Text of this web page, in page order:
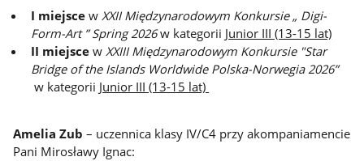
I miejsce w XXII Międzynarodowym Konkursie „ Digi-
Form-Art ” Spring 2026w kategorii Junior III (13-15 lat)
II miejsce w XXIII Międzynarodowym Konkursie "Star
Bridge of the Islands Worldwide Polska-Norwegia 2026”
w kategorii Junior III (13-15 lat)
Amelia Zub– uczennica klasy IV/C4 przy akompaniamencie
Pani Mirosławy Ignac: